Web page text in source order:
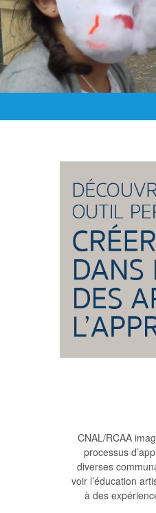
CNAL/RCAA
processus
diverses
voir l’éducation
à des